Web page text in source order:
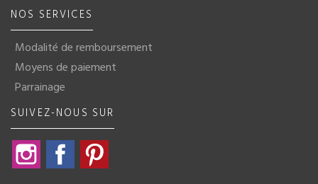
NOS SERVICES
Modalité de remboursement
Moyens de paiement
Parrainage
SUIVEZ-NOUS SUR
InstagramFacebook